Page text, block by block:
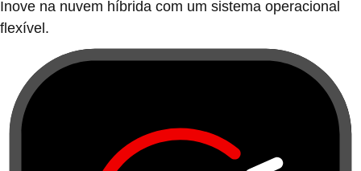
Inove na nuvem híbrida com um sistema operacional
flexível.